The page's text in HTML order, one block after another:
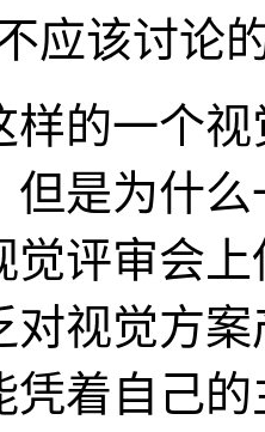
应该讨论
样的一个
但是为什
觉评审会
对视觉方
凭着自己